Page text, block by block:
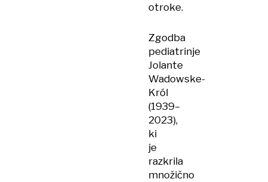
otroke.
Zgodba
pediatrinje
Jolante
Wadowske-
Król
(1939–
2023),
ki
je
razkrila
množično